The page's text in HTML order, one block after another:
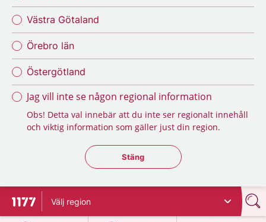
Västra Götaland
Örebro län
Östergötland
Jag vill inte se någon regional information
Obs! Detta val innebär att du inte ser regionalt innehåll
och viktig information som gäller just din region.
Stäng regionsväljaren
Stäng
Till startsidan för 1177
Välj region
på 1177.se
på 1177.se